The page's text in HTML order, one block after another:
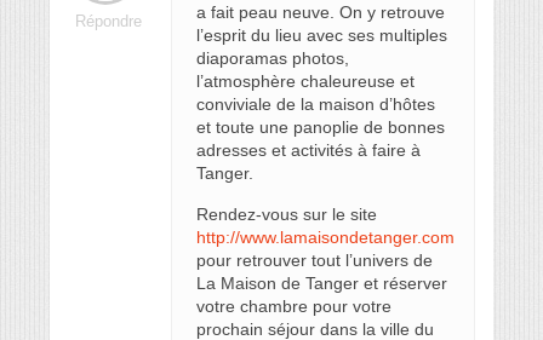
a fait peau neuve. On y retrouve
l’esprit du lieu avec ses multiples
diaporamas photos,
l’atmosphère chaleureuse et
conviviale de la maison d’hôtes
et toute une panoplie de bonnes
adresses et activités à faire à
Tanger.
Rendez-vous sur le site
http://www.lamaisondetanger.com
pour retrouver tout l’univers de
La Maison de Tanger et réserver
votre chambre pour votre
prochain séjour dans la ville du
Répondre